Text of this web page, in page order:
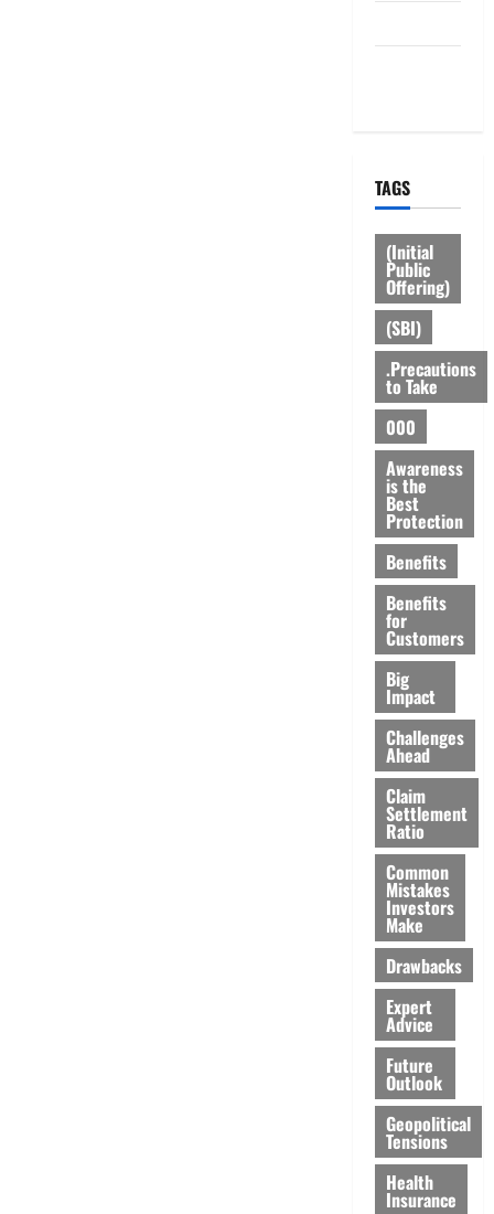
TAGS
(Initial
Public
Offering)
(SBI)
.Precautions
to Take
000
Awareness
is the
Best
Protection
Benefits
Benefits
for
Customers
Big
Impact
Challenges
Ahead
Claim
Settlement
Ratio
Common
Mistakes
Investors
Make
Drawbacks
Expert
Advice
Future
Outlook
Geopolitical
Tensions
Health
Insurance